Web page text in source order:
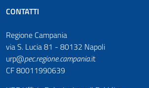
CONTATTI
Regione Campania
via S. Lucia 81 - 80132 Napoli
urp@pec.regione.campania.it
CF 80011990639